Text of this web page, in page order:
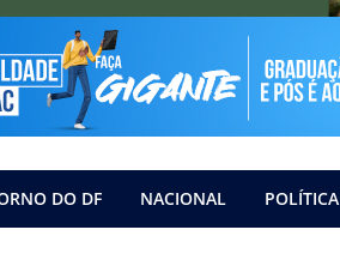
DO DF NACIONAL POLÍTICA